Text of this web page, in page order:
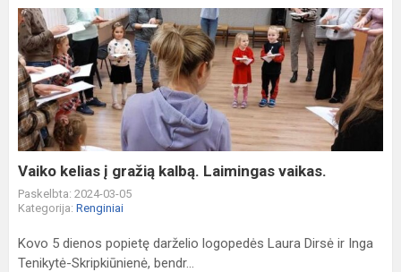
Vaiko
kelias
į
gražią
kalbą.
Laimingas
vaikas.
Vaiko kelias į gražią kalbą. Laimingas vaikas.
Paskelbta: 2024-03-05
Kategorija: Renginiai
Kovo 5 dienos popietę darželio logopedės Laura Dirsė ir Inga
Tenikytė-Skripkiūnienė, bendr...